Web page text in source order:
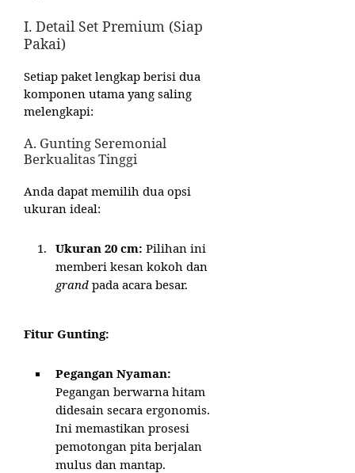
I. Detail Set Premium (Siap
Pakai)
Setiap paket lengkap berisi dua
komponen utama yang saling
melengkapi:
A. Gunting Seremonial
Berkualitas Tinggi
Anda dapat memilih dua opsi
ukuran ideal:
Ukuran 20 cm: Pilihan ini
memberi kesan kokoh dan
grand pada acara besar.
Fitur Gunting:
Pegangan Nyaman:
Pegangan berwarna hitam
didesain secara ergonomis.
Ini memastikan prosesi
pemotongan pita berjalan
mulus dan mantap.